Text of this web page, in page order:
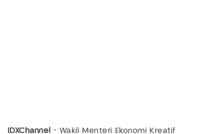
IDXChannel - Wakil Menteri Ekonomi Kreatif